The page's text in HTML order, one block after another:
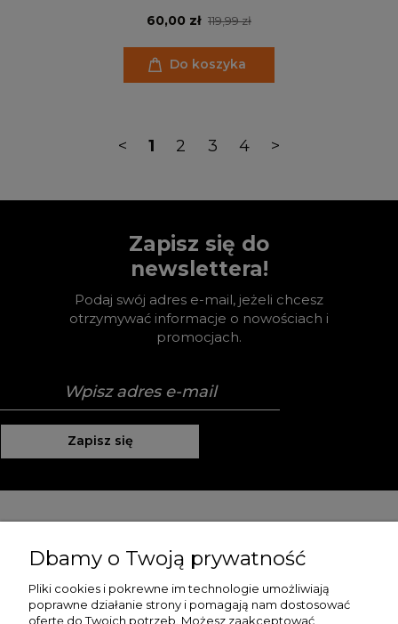
60,00 zł 119,99 zł
Do koszyka
< 1 2 3 4 >
Zapisz się do
newslettera!
Podaj swój adres e-mail, jeżeli chcesz
otrzymywać informacje o nowościach i
promocjach.
Zapisz się
Moje konto
Płatności i dostawa
Dbamy o Twoją prywatność
Pliki cookies i pokrewne im technologie umożliwiają
poprawne działanie strony i pomagają nam dostosować
ofertę do Twoich potrzeb. Możesz zaakceptować